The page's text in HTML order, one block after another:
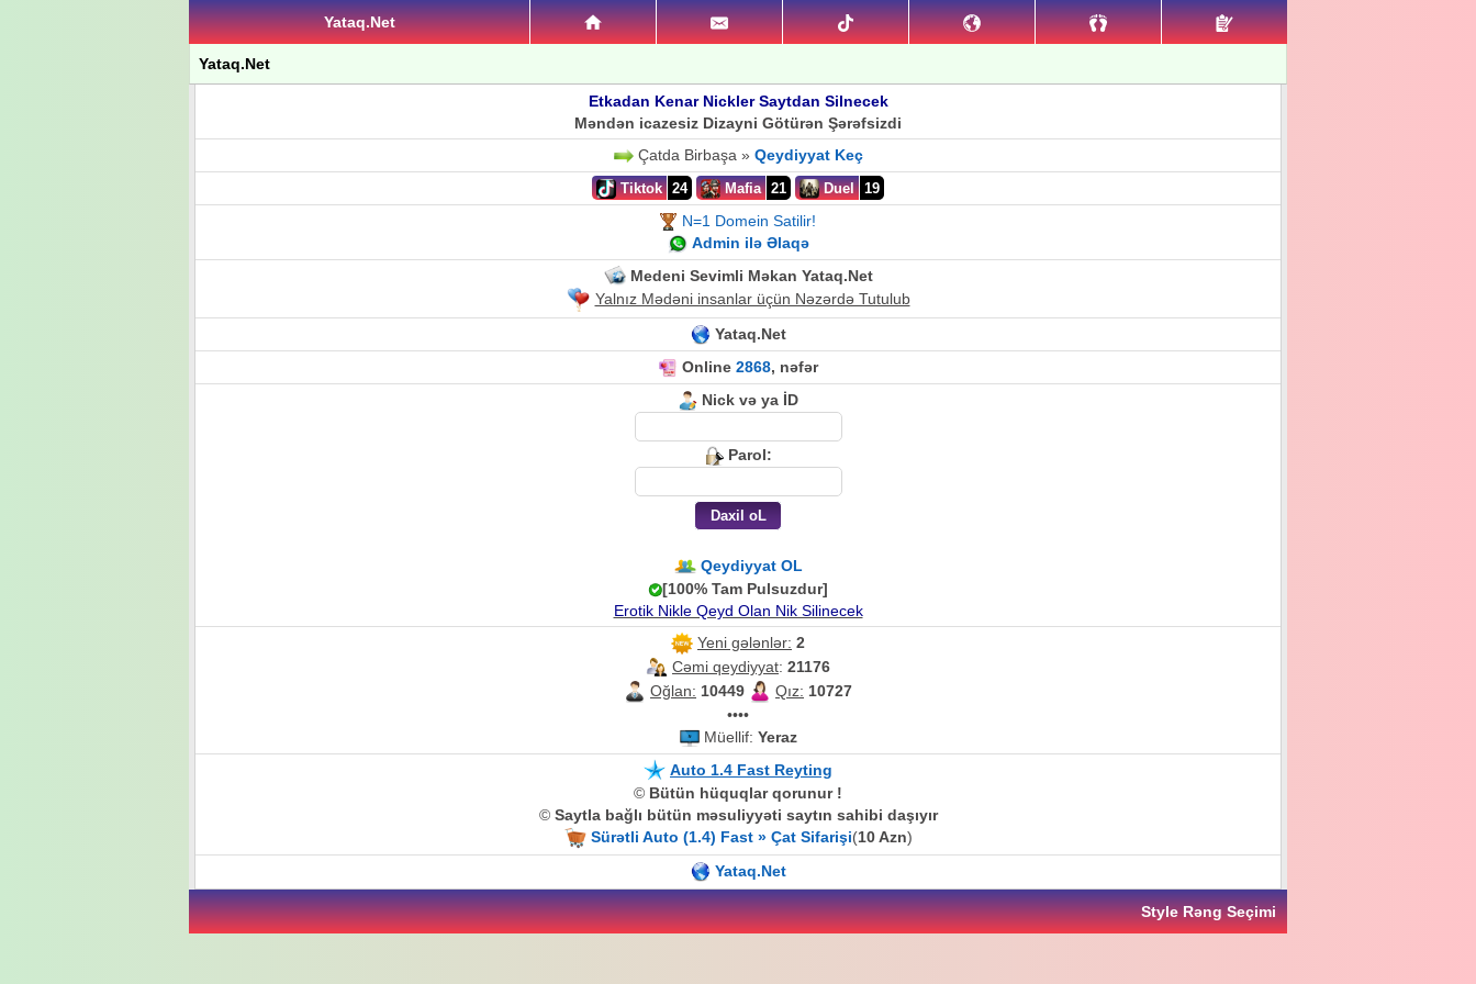
Yataq.Net
Yataq.Net
Etkadan Kenar Nickler Saytdan Silnecek
Məndən icazesiz Dizayni Götürən Şərəfsizdi
Çatda Birbaşa » Qeydiyyat Keç
Tiktok 24 Mafia 21 Duel 19
N=1 Domein Satilir!
Admin ilə Əlaqə
Medeni Sevimli Məkan Yataq.Net
Yalnız Mədəni insanlar üçün Nəzərdə Tutulub
Yataq.Net
Online 2868, nəfər
Nick və ya İD
Parol:
Qeydiyyat OL
[100% Tam Pulsuzdur]
Erotik Nikle Qeyd Olan Nik Silinecek
Yeni gələnlər: 2
Cəmi qeydiyyat: 21176
Oğlan: 10449 Qız: 10727
••••
Müellif: Yeraz
Auto 1.4 Fast Reyting
© Bütün hüquqlar qorunur !
© Saytla bağlı bütün məsuliyyəti saytın sahibi daşıyır
Sürətli Auto (1.4) Fast » Çat Sifarişi(10 Azn)
Yataq.Net
Style Rəng Seçimi